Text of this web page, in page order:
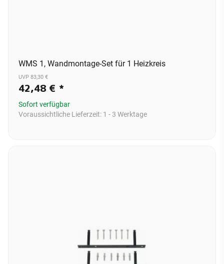
WMS 1, Wandmontage-Set für 1 Heizkreis
UVP 83,30 €
42,48 € *
Sofort verfügbar
Voraussichtliche Lieferzeit: 1 - 3 Werktage